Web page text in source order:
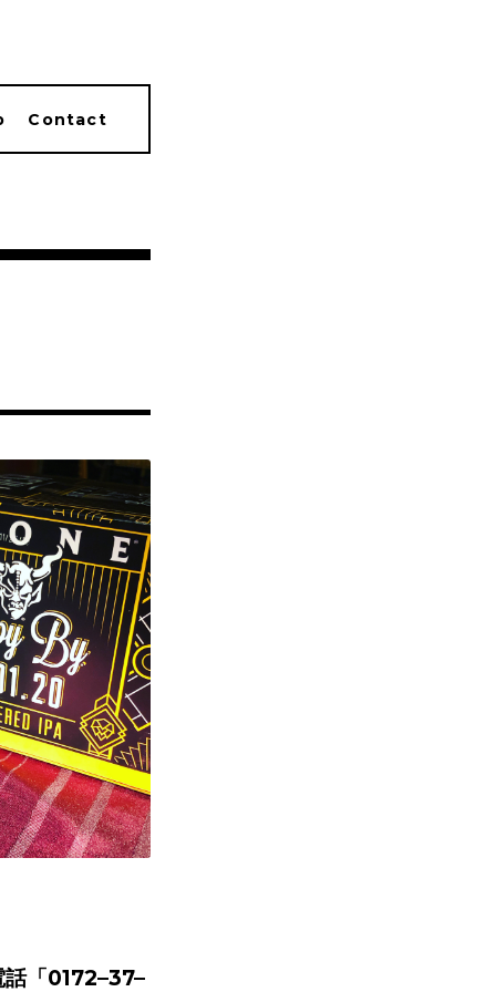
Contact
「0172–37–